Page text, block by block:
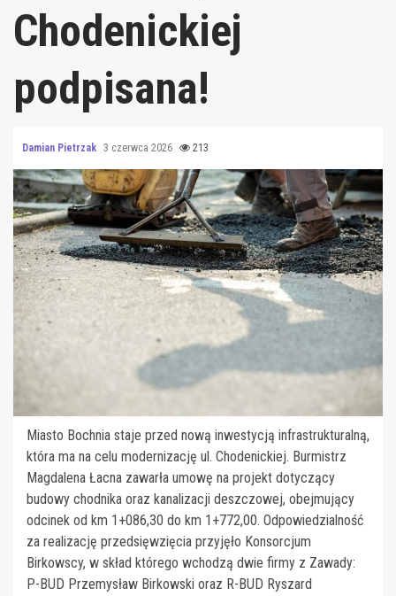
Chodenickiej
podpisana!
Damian Pietrzak 3 czerwca 2026 213
Miasto Bochnia staje przed nową inwestycją infrastrukturalną,
która ma na celu modernizację ul. Chodenickiej. Burmistrz
Magdalena Łacna zawarła umowę na projekt dotyczący
budowy chodnika oraz kanalizacji deszczowej, obejmujący
odcinek od km 1+086,30 do km 1+772,00. Odpowiedzialność
za realizację przedsięwzięcia przyjęło Konsorcjum
Birkowscy, w skład którego wchodzą dwie firmy z Zawady:
P-BUD Przemysław Birkowski oraz R-BUD Ryszard